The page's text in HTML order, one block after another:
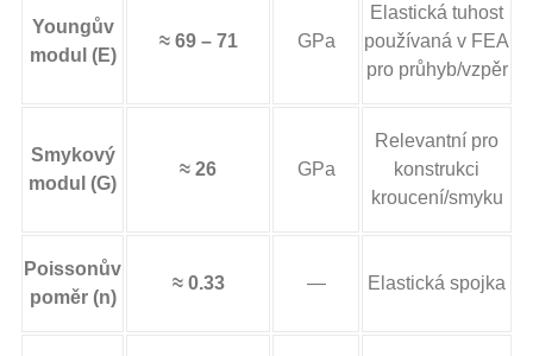
Youngův
modul (E)
≈ 69 – 71 GPa
Elastická tuhost
používaná v FEA
pro průhyb/vzpěr
Smykový
modul (G)
≈ 26 GPa
Relevantní pro
konstrukci
kroucení/smyku
Poissonův
poměr (n)
≈ 0.33 — Elastická spojka